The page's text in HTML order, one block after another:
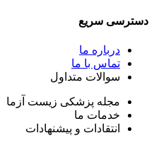
دسترسی سریع
درباره ما
تماس با ما
سوالات متداول
مجله پزشکی زیست آزما
خدمات ما
انتقادات و پیشنهادات